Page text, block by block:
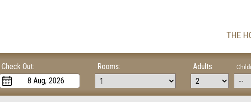
THE
Check Out: Rooms: Adults: